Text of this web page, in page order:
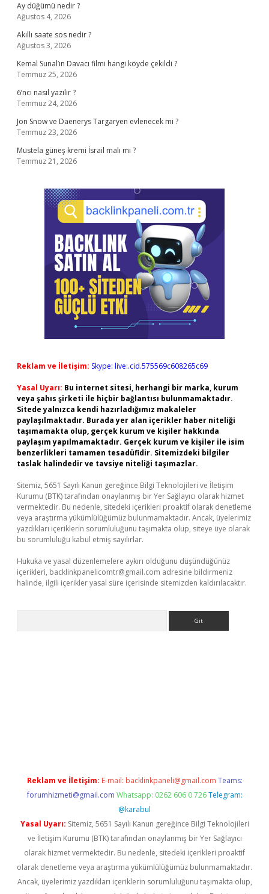
Ay düğümü nedir ?
Ağustos 4, 2026
Akıllı saate sos nedir ?
Ağustos 3, 2026
Kemal Sunal’ın Davacı filmi hangi köyde çekildi ?
Temmuz 25, 2026
6’ncı nasıl yazılır ?
Temmuz 24, 2026
Jon Snow ve Daenerys Targaryen evlenecek mi ?
Temmuz 23, 2026
Mustela güneş kremi İsrail malı mı ?
Temmuz 21, 2026
Reklam ve İletişim: Skype: live:.cid.575569c608265c69
Yasal Uyarı: Bu internet sitesi, herhangi bir marka, kurum
veya şahıs şirketi ile hiçbir bağlantısı bulunmamaktadır.
Sitede yalnızca kendi hazırladığımız makaleler
paylaşılmaktadır. Burada yer alan içerikler haber niteliği
taşımamakta olup, gerçek kurum ve kişiler hakkında
paylaşım yapılmamaktadır. Gerçek kurum ve kişiler ile isim
benzerlikleri tamamen tesadüfidir. Sitemizdeki bilgiler
taslak halindedir ve tavsiye niteliği taşımazlar.
Sitemiz, 5651 Sayılı Kanun gereğince Bilgi Teknolojileri ve İletişim
Kurumu (BTK) tarafından onaylanmış bir Yer Sağlayıcı olarak hizmet
vermektedir. Bu nedenle, sitedeki içerikleri proaktif olarak denetleme
veya araştırma yükümlülüğümüz bulunmamaktadır. Ancak, üyelerimiz
yazdıkları içeriklerin sorumluluğunu taşımakta olup, siteye üye olarak
bu sorumluluğu kabul etmiş sayılırlar.
Hukuka ve yasal düzenlemelere aykırı olduğunu düşündüğünüz
içerikleri, backlinkpanelicomtr@gmail.com adresine bildirmeniz
halinde, ilgili içerikler yasal süre içerisinde sitemizden kaldırılacaktır.
Reklam ve İletişim: E-mail: backlinkpaneli@gmail.com Teams:
forumhizmeti@gmail.com Whatsapp: 0262 606 0 726 Telegram:
@karabul
Yasal Uyarı: Sitemiz, 5651 Sayılı Kanun gereğince Bilgi Teknolojileri
ve İletişim Kurumu (BTK) tarafından onaylanmış bir Yer Sağlayıcı
olarak hizmet vermektedir. Bu nedenle, sitedeki içerikleri proaktif
olarak denetleme veya araştırma yükümlülüğümüz bulunmamaktadır.
Ancak, üyelerimiz yazdıkları içeriklerin sorumluluğunu taşımakta olup,